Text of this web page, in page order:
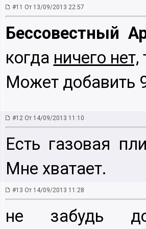
#11 От 13/09/2013 22:57
Бессовестный
когда ничего нет,
Может добавить
#12 От 14/09/2013 11:10
Есть газовая
Мне хватает.
#13 От 14/09/2013 11:28
не забудь